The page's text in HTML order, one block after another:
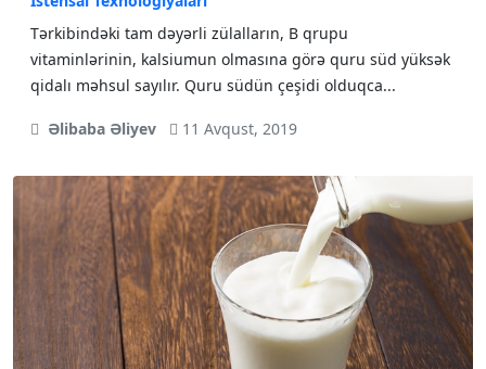
Tərkibindəki tam dəyərli zülalların, B qrupu
vitaminlərinin, kalsiumun olmasına görə quru süd yüksək
qidalı məhsul sayılır. Quru südün çeşidi olduqca...
Əlibaba Əliyev 11 Avqust, 2019